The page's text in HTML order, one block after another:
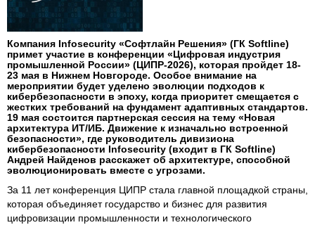
Компания Infosecurity «Софтлайн Решения» (ГК Softline)
примет участие в конференции «Цифровая индустрия
промышленной России» (ЦИПР-2026), которая пройдет 18-
23 мая в Нижнем Новгороде. Особое внимание на
мероприятии будет уделено эволюции подходов к
кибербезопасности в эпоху, когда приоритет смещается с
жестких требований на фундамент адаптивных стандартов.
19 мая состоится партнерская сессия на тему «Новая
архитектура ИТ/ИБ. Движение к изначально встроенной
безопасности», где руководитель дивизиона
кибербезопасности Infosecurity (входит в ГК Softline)
Андрей Найденов расскажет об архитектуре, способной
эволюционировать вместе с угрозами.
За 11 лет конференция ЦИПР стала главной площадкой страны,
которая объединяет государство и бизнес для развития
цифровизации промышленности и технологического